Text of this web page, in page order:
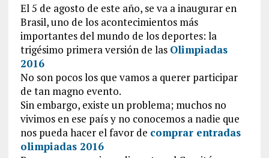
El 5 de agosto de este año, se va a inaugurar en
Brasil, uno de los acontecimientos más
importantes del mundo de los deportes: la
trigésimo primera versión de las Olimpiadas
2016
No son pocos los que vamos a querer participar
de tan magno evento.
Sin embargo, existe un problema; muchos no
vivimos en ese país y no conocemos a nadie que
nos pueda hacer el favor de comprar entradas
olimpiadas 2016